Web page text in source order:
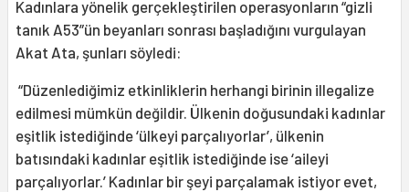
Kadınlara yönelik gerçekleştirilen operasyonların “gizli
tanık A53”ün beyanları sonrası başladığını vurgulayan
Akat Ata, şunları söyledi:
“Düzenlediğimiz etkinliklerin herhangi birinin illegalize
edilmesi mümkün değildir. Ülkenin doğusundaki kadınlar
eşitlik istediğinde ‘ülkeyi parçalıyorlar’, ülkenin
batısındaki kadınlar eşitlik istediğinde ise ‘aileyi
parçalıyorlar.’ Kadınlar bir şeyi parçalamak istiyor evet,